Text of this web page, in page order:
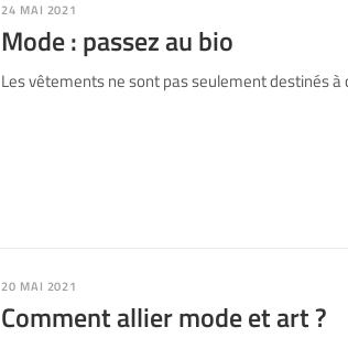
24 MAI 2021
Mode : passez au bio
Les vêtements ne sont pas seulement destinés
20 MAI 2021
Comment allier mode et art ?